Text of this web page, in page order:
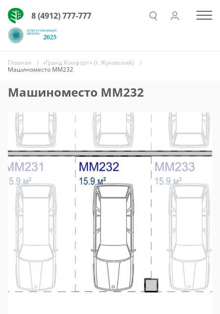
8 (4912) 777-777
Главная
«Гранд Комфорт» (г. Жуковский)
Машиноместо ММ232
Машиноместо ММ232